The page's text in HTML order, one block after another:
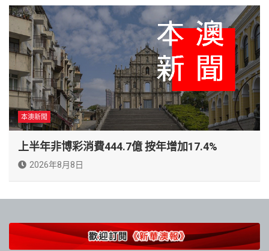
本澳新聞
上半年非博彩消費444.7億 按年增加17.4%
2026年8月8日